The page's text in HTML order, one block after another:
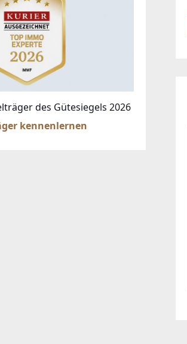
des Gütesiegels 2026
kennenlernen